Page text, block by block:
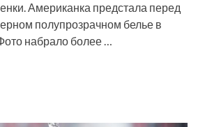
Американка предстала перед
полупрозрачном белье в
набрало более …